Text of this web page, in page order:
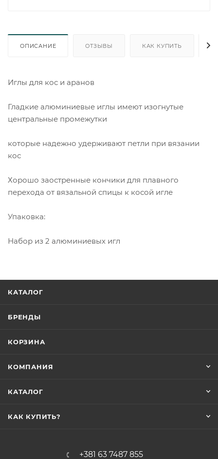
ОПИСАНИЕ ОТЗЫВЫ КАК КУПИТЬ
Иглы для кос и аранов
Гладкие алюминиевые иглы имеют изогнутые
центральные промежутки
которые надежно удерживают петли при вязании
кос
Хорошо заостренные кончики для плавного
перехода от вязальной спицы к косой игле
Упаковка:
Набор из 2 алюминиевых игл
КАТАЛОГ
БРЕНДЫ
КОРЗИНА
КОМПАНИЯ
КАТАЛОГ
КАК КУПИТЬ?
+381 63 7487 855